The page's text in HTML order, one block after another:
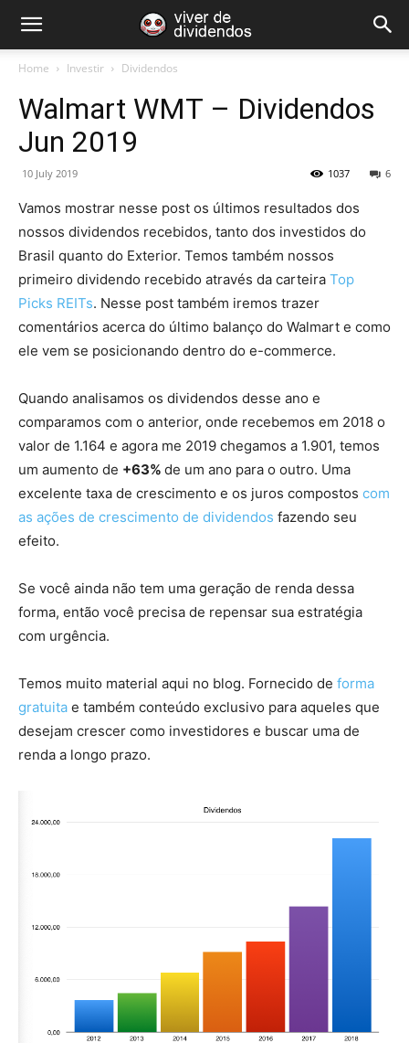
Home Investir Dividendos
Walmart WMT – Dividendos
Jun 2019
10 July 2019 6
1037
Vamos mostrar nesse post os últimos resultados dos
nossos dividendos recebidos, tanto dos investidos do
Brasil quanto do Exterior. Temos também nossos
primeiro dividendo recebido através da carteira Top
Picks REITs. Nesse post também iremos trazer
comentários acerca do último balanço do Walmart e como
ele vem se posicionando dentro do e-commerce.
Quando analisamos os dividendos desse ano e
comparamos com o anterior, onde recebemos em 2018 o
valor de 1.164 e agora me 2019 chegamos a 1.901, temos
um aumento de +63% de um ano para o outro. Uma
excelente taxa de crescimento e os juros compostos com
as ações de crescimento de dividendos fazendo seu
efeito.
Se você ainda não tem uma geração de renda dessa
forma, então você precisa de repensar sua estratégia
com urgência.
Temos muito material aqui no blog. Fornecido de forma
gratuita e também conteúdo exclusivo para aqueles que
desejam crescer como investidores e buscar uma de
renda a longo prazo.